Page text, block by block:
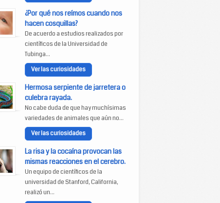
¿Por qué nos reímos cuando nos
hacen cosquillas?
De acuerdo a estudios realizados por
científicos de la Universidad de
Tubinga...
Ver las curiosidades
Hermosa serpiente de jarretera o
culebra rayada.
No cabe duda de que hay muchísimas
variedades de animales que aún no...
Ver las curiosidades
La risa y la cocaína provocan las
mismas reacciones en el cerebro.
Un equipo de científicos de la
universidad de Stanford, California,
realizó un...